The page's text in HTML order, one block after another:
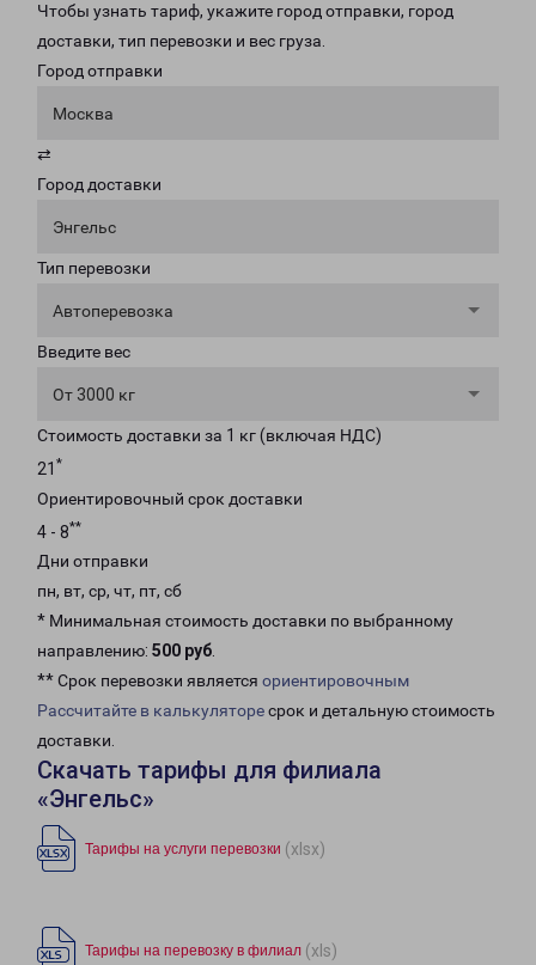
Чтобы узнать тариф, укажите город отправки, город
доставки, тип перевозки и вес груза.
Город отправки
Москва
⇄
Город доставки
Энгельс
Тип перевозки
Автоперевозка
Введите вес
От 3000 кг
Стоимость доставки за 1 кг (включая НДС)
21 *
Ориентировочный срок доставки
4 - 8**
Дни отправки
пн, вт, ср, чт, пт, сб
* Минимальная стоимость доставки по выбранному
направлению: 500 руб.
** Срок перевозки является ориентировочным
Рассчитайте в калькуляторесрок и детальную стоимость
доставки.
Скачать тарифы для филиала
«Энгельс»
Тарифы на услуги перевозки (xlsx)
Тарифы на перевозку в филиал (xls)